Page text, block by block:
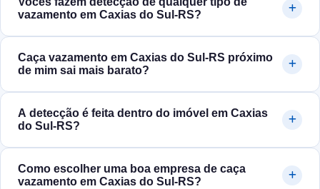
vazamento em Caxias do Sul‑RS?
Caça vazamento em Caxias do Sul‑RS próximo
de mim sai mais barato?
A detecção é feita dentro do imóvel em Caxias
do Sul‑RS?
Como escolher uma boa empresa de caça
vazamento em Caxias do Sul‑RS?